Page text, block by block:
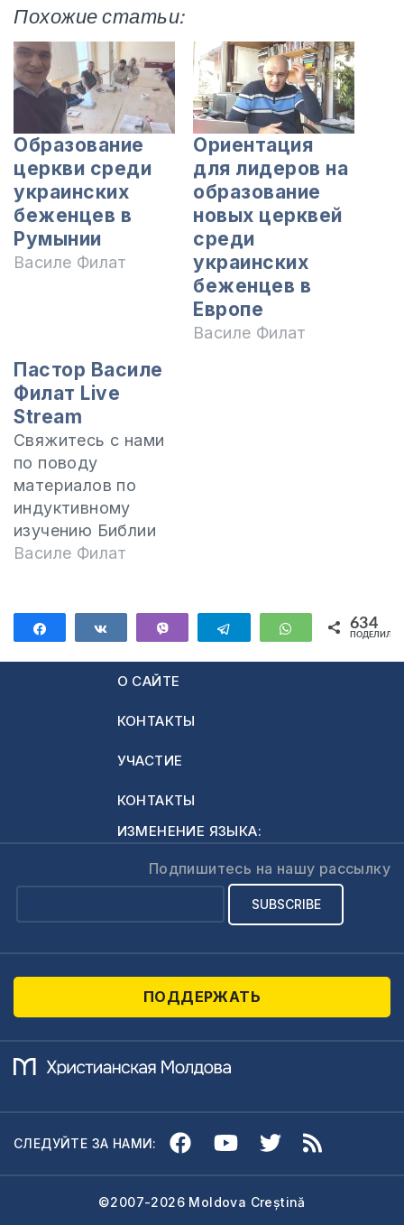
Похожие статьи:
Образование
церкви среди
украинских
беженцев в
Румынии
Василе Филат
Ориентация
для лидеров на
образование
новых церквей
среди
украинских
беженцев в
Европе
Василе Филат
Пастор Василе
Филат Live
Stream
Свяжитесь с нами
по поводу
материалов по
индуктивному
изучению Библии
по адресу
contact@moldovacrestina.md
Есть нужда в
транспорте,
предметы первой
необходимости,
преподавателей по
Если вы хотите
внести свой вклад
для нужд
Украине, вы
PayPal по адресу:
https://www.paypal.com/paypalme/
Василе Филат
ПоделитьсяПоделиться Telegram WhatsApp
634
О САЙТЕ
КОНТАКТЫ
УЧАСТИЕ
КОНТАКТЫ
ИЗМЕНЕНИЕ ЯЗЫКА:
Подпишитесь на нашу рассылку
ПОДДЕРЖАТЬ
СЛЕДУЙТЕ ЗА НАМИ:
©2007-2026 Moldova Creștină